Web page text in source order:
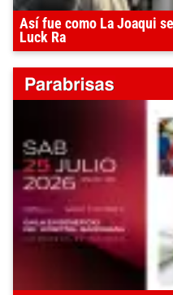
Así fue como La Joaqui
Luck Ra